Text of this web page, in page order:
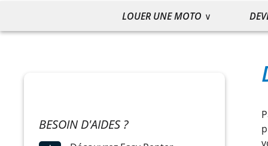
LOUER UNE MOTO
BESOIN D'AIDES ?